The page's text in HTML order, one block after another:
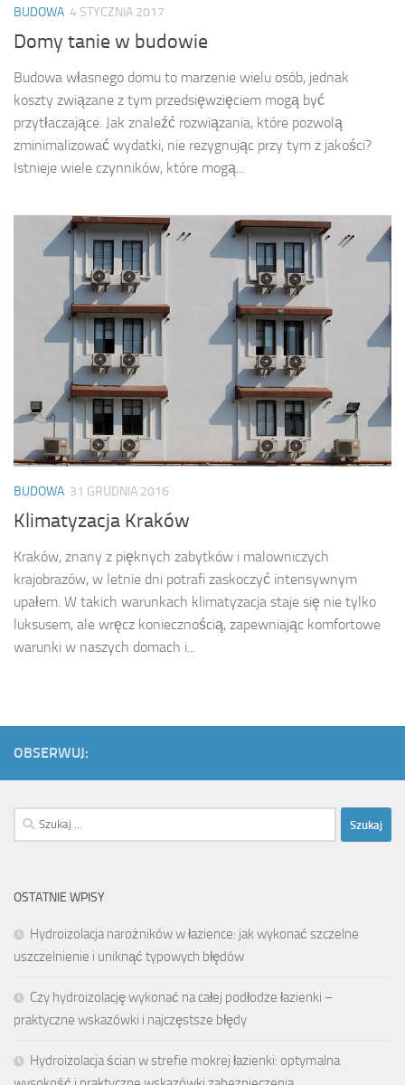
BUDOWA 4 STYCZNIA 2017
Domy tanie w budowie
Budowa własnego domu to marzenie wielu osób, jednak
koszty związane z tym przedsięwzięciem mogą być
przytłaczające. Jak znaleźć rozwiązania, które pozwolą
zminimalizować wydatki, nie rezygnując przy tym z jakości?
Istnieje wiele czynników, które mogą...
BUDOWA 31 GRUDNIA 2016
Klimatyzacja Kraków
Kraków, znany z pięknych zabytków i malowniczych
krajobrazów, w letnie dni potrafi zaskoczyć intensywnym
upałem. W takich warunkach klimatyzacja staje się nie tylko
luksusem, ale wręcz koniecznością, zapewniając komfortowe
warunki w naszych domach i...
OBSERWUJ:
Szukaj:
OSTATNIE WPISY
Hydroizolacja narożników w łazience: jak wykonać szczelne
uszczelnienie i uniknąć typowych błędów
Czy hydroizolację wykonać na całej podłodze łazienki –
praktyczne wskazówki i najczęstsze błędy
Hydroizolacja ścian w strefie mokrej łazienki: optymalna